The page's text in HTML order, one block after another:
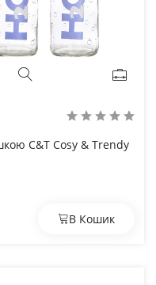
C&T Cosy & Trendy
В Кошик